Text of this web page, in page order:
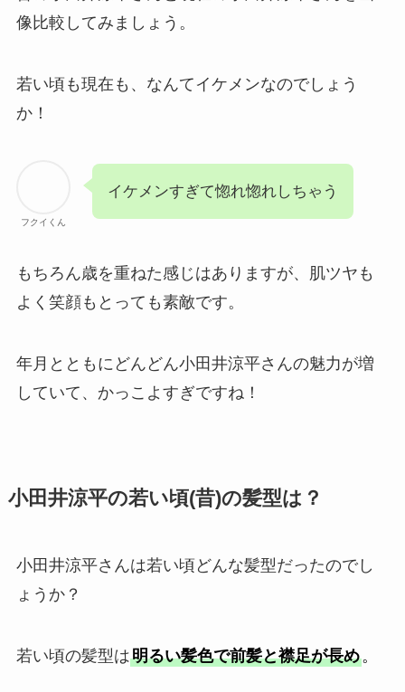
像比較してみましょう。
若い頃も現在も、なんてイケメンなのでしょう
か！
フクイくん
イケメンすぎて惚れ惚れしちゃう
もちろん歳を重ねた感じはありますが、肌ツヤも
よく笑顔もとっても素敵です。
年月とともにどんどん小田井涼平さんの魅力が増
していて、かっこよすぎですね！
小田井涼平の若い頃(昔)の髪型は？
小田井涼平さんは若い頃どんな髪型だったのでし
ょうか？
若い頃の髪型は明るい髪色で前髪と襟足が長め。